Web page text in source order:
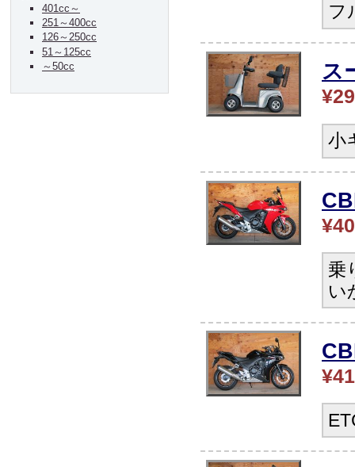
フ
ス
小
乗
い
401cc～
251～400cc
126～250cc
51～125cc
～50cc